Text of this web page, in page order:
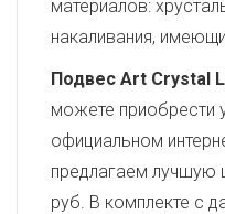
материалов:
накаливания,
Подвес Art Crystal
можете приобрести
официальном
предлагаем лучшую
руб. В комплекте с